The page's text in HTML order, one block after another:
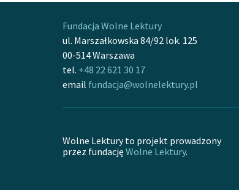
Fundacja Wolne Lektury
ul. Marszałkowska 84/92 lok. 125
00-514 Warszawa
tel. +48 22 621 30 17
email fundacja@wolnelektury.pl
Wolne Lektury to projekt prowadzony
przez fundację Wolne Lektury.